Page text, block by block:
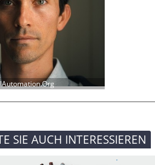
SIE AUCH INTERESSIEREN